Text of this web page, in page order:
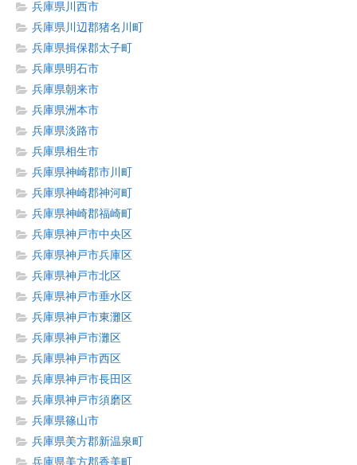
兵庫県川西市
兵庫県川辺郡猪名川町
兵庫県揖保郡太子町
兵庫県明石市
兵庫県朝来市
兵庫県洲本市
兵庫県淡路市
兵庫県相生市
兵庫県神崎郡市川町
兵庫県神崎郡神河町
兵庫県神崎郡福崎町
兵庫県神戸市中央区
兵庫県神戸市兵庫区
兵庫県神戸市北区
兵庫県神戸市垂水区
兵庫県神戸市東灘区
兵庫県神戸市灘区
兵庫県神戸市西区
兵庫県神戸市長田区
兵庫県神戸市須磨区
兵庫県篠山市
兵庫県美方郡新温泉町
兵庫県美方郡香美町